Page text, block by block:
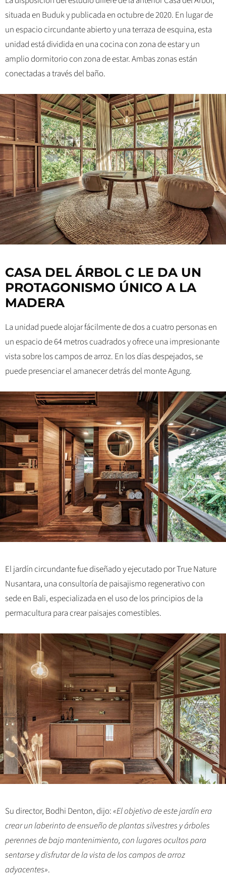
situada en Buduk y publicada en octubre de 2020. En lugar de
un espacio circundante abierto y una terraza de esquina, esta
unidad está dividida en una cocina con zona de estar y un
amplio dormitorio con zona de estar. Ambas zonas están
conectadas a través del baño.
CASA DEL ÁRBOL C LE DA UN
PROTAGONISMO ÚNICO A LA
MADERA
La unidad puede alojar fácilmente de dos a cuatro personas en
un espacio de 64 metros cuadrados y ofrece una impresionante
vista sobre los campos de arroz. En los días despejados, se
puede presenciar el amanecer detrás del monte Agung.
El jardín circundante fue diseñado y ejecutado por True Nature
Nusantara, una consultoría de paisajismo regenerativo con
sede en Bali, especializada en el uso de los principios de la
permacultura para crear paisajes comestibles.
Su director, Bodhi Denton, dijo:«El objetivo de este jardín era
crear un laberinto de ensueño de plantas silvestres y árboles
perennes de bajo mantenimiento, con lugares ocultos para
sentarse y disfrutar de la vista de los campos de arroz
adyacentes».